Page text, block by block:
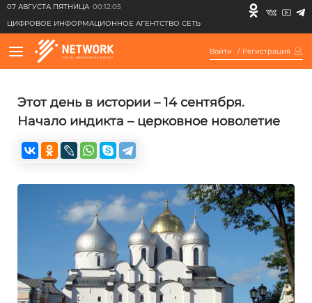
07 АВГУСТА ПЯТНИЦА 00:12:05
ЦИФРОВОЕ ИНФОРМАЦИОННОЕ АГЕНТСТВО СЕТЬ
Войти / Регистрация
Этот день в истории – 14 сентября.
Начало индикта – церковное новолетие